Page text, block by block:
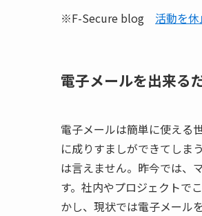
※F-Secure blog 活動を
電子メールを出来る
電子メールは簡単に使える
に成りすましができてしま
は言えません。昨今では、
す。社内やプロジェクトで
かし、現状では電子メール